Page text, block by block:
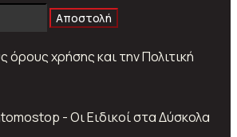
Αποστολή
όρους χρήσης και την Πολιτική
- Οι Ειδικοί στα Δύσκολα